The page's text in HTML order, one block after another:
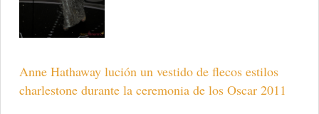
Anne Hathaway lución un vestido de flecos estilos
charlestone durante la ceremonia de los Oscar 2011